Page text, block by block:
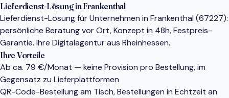
Lieferdienst-Lösung in Frankenthal
Lieferdienst-Lösung für Unternehmen in Frankenthal (67227):
persönliche Beratung vor Ort, Konzept in 48h, Festpreis-
Garantie. Ihre Digitalagentur aus Rheinhessen.
Ihre Vorteile
Ab ca. 79 €/Monat — keine Provision pro Bestellung, im
Gegensatz zu Lieferplattformen
QR-Code-Bestellung am Tisch, Bestellungen in Echtzeit an